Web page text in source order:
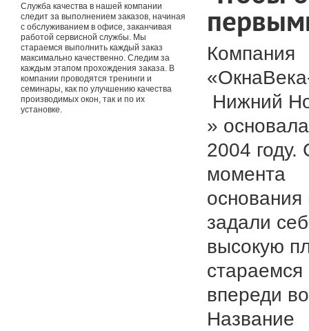
Служба качества в нашей компании
следит за выполнением заказов, начиная
с обслуживанием в офисе, заканчивая
работой сервисной службы. Мы
стараемся выполнить каждый заказ
максимально качественно. Следим за
каждым этапом прохождения заказа. В
компании проводятся тренинги и
семинары, как по улучшению качества
производимых окон, так и по их
установке.
Компания
Нижний
»
2004 году.
момента
задали
высокую
впереди
Название